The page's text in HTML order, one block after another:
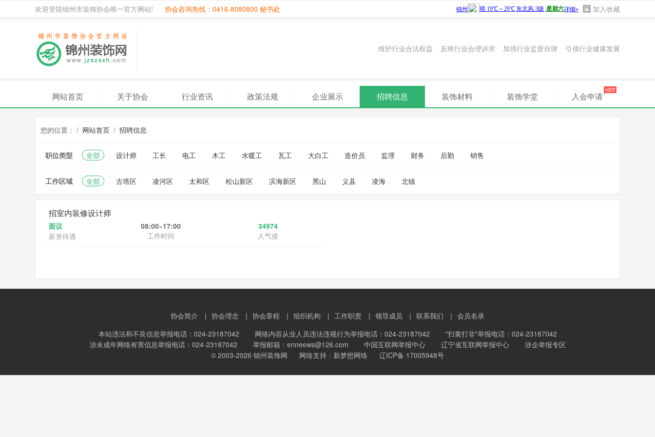
欢迎登陆锦州市装饰协会唯一官方网站! 协会咨询热线：0416-8080800 秘书处 加入收藏
维护行业合法权益 反映行业合理诉求 加强行业监督自律 引领行业健康发展
网站首页 关于协会 行业资讯 政策法规 企业展示 招聘信息 装饰材料 装饰学堂 入会申请
您的位置： / 网站首页 / 招聘信息
职位类型 全部 设计师 工长 电工 木工 水暖工 瓦工 大白工 造价员 监理 财务 后勤 销售
工作区域 全部 古塔区 凌河区 太和区 松山新区 滨海新区 黑山 义县 凌海 北镇
招室内装修设计师
面议
薪资待遇
08:00~17:00
工作时间
34974
人气值
协会简介 | 协会理念 | 协会章程 | 组织机构 | 工作职责 | 领导成员 | 联系我们 | 会员名录
本站违法和不良信息举报电话：024-23187042 网络内容从业人员违法违规行为举报电话：024-23187042 "扫黄打非"举报电话：024-23187042
涉未成年网络有害信息举报电话：024-23187042 举报邮箱：enneews@126.com 中国互联网举报中心 辽宁省互联网举报中心
涉企举报专区
© 2003-2026 锦州装饰网 网络支持： 新梦想网络 辽ICP备 17005948号